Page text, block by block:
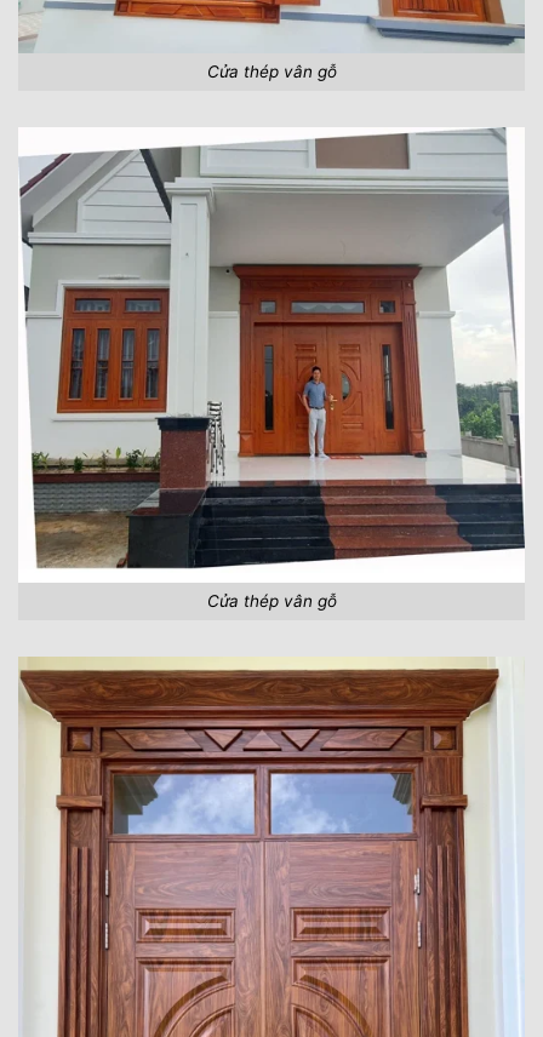
Cửa thép vân gỗ
Cửa thép vân gỗ